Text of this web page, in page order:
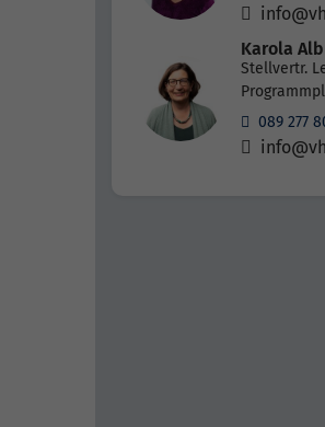
Karola
Stellvertr.
089 277